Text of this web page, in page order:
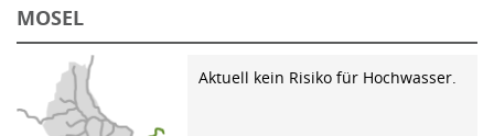
MOSEL
Aktuell kein Risiko für Hochwasser.